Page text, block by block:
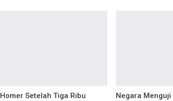
Homer Setelah Tiga Ribu
Negara